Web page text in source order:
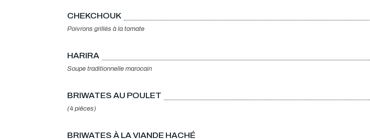
CHEKCHOUK
Poivrons grillés à la tomate
HARIRA
Soupe traditionnelle marocain
BRIWATES AU POULET
(4 pièces)
BRIWATES À LA VIANDE HACHÉ